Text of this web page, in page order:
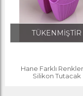
TÜKENMİŞTİR
Hane Farklı
Silikon Tutacak